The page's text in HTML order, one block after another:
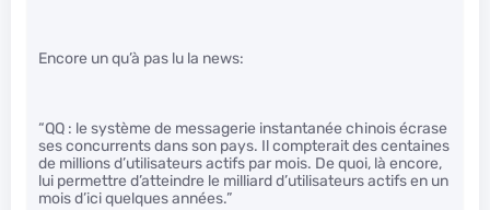
Encore un qu’à pas lu la news:
“QQ : le système de messagerie instantanée chinois écrase
ses concurrents dans son pays. Il compterait des centaines
de millions d’utilisateurs actifs par mois. De quoi, là encore,
lui permettre d’atteindre le milliard d’utilisateurs actifs en un
mois d’ici quelques années.”